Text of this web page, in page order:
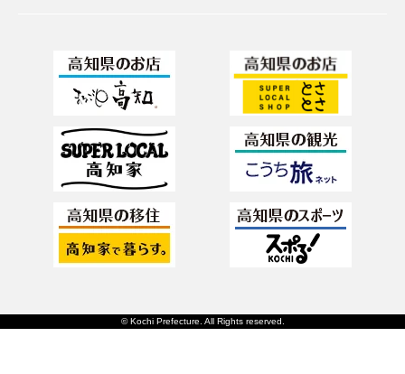
© Kochi Prefecture. All Rights reserved.